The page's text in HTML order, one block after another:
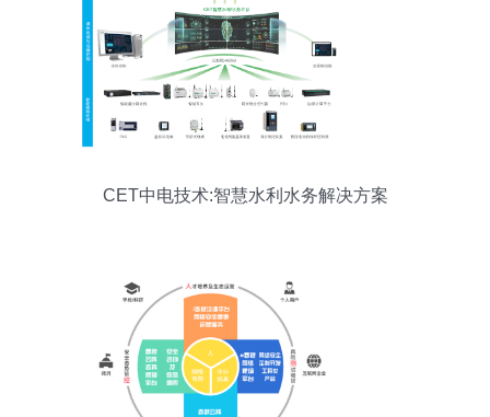
CET中电技术:智慧水利水务解决方案